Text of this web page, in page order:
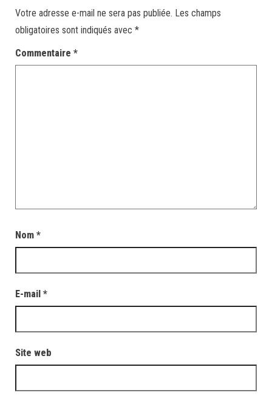
Votre adresse e-mail ne sera pas publiée. Les champs
obligatoires sont indiqués avec *
Commentaire *
Nom *
E-mail *
Site web